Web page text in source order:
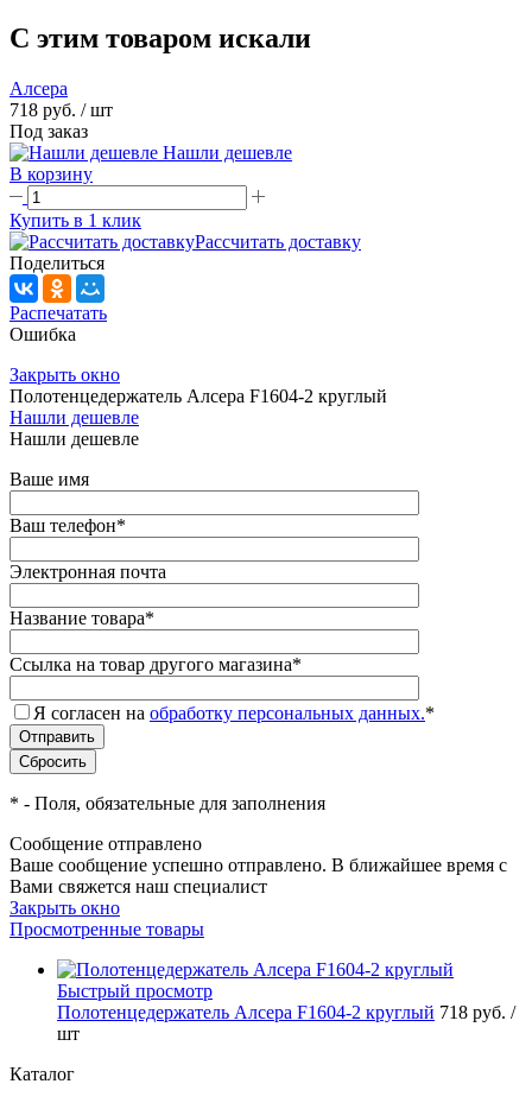
C этим товаром искали
Алсера
718 руб. / шт
Под заказ
Нашли дешевле
В корзину
Купить в 1 клик
Рассчитать доставку
Поделиться
Распечатать
Ошибка
Закрыть окно
Полотенцедержатель Алсера F1604-2 круглый
Нашли дешевле
Нашли дешевле
Ваше имя
Ваш телефон*
Электронная почта
Название товара*
Ссылка на товар другого магазина*
Я согласен на обработку персональных данных.*
* - Поля, обязательные для заполнения
Сообщение отправлено
Ваше сообщение успешно отправлено. В ближайшее время с
Вами свяжется наш специалист
Закрыть окно
Просмотренные товары
Быстрый просмотр
Полотенцедержатель Алсера F1604-2 круглый 718 руб. /
шт
Каталог